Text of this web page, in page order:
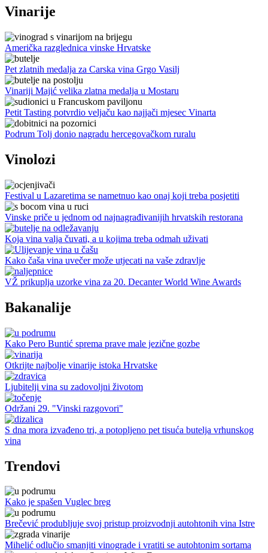
Vinarije
Američka razglednica vinske Hrvatske
Pet zlatnih medalja za Carska vina Grgo Vasilj
Vinariji Majić velika zlatna medalja u Mostaru
Petit Tasting potvrdio veljaču kao najjači mjesec Vinarta
Podrum Tolj donio nagradu hercegovačkom ruralu
Vinolozi
Festival u Lazaretima se nametnuo kao onaj koji treba posjetiti
Vinske priče u jednom od najnagrađivanijih hrvatskih restorana
Koja vina valja čuvati, a u kojima treba odmah uživati
Kako čaša vina uvečer može utjecati na vaše zdravlje
VŽ prikuplja uzorke vina za 20. Decanter World Wine Awards
Bakanalije
Kako Pero Buntić sprema prave male jezične gozbe
Otkrijte najbolje vinarije istoka Hrvatske
Ljubitelji vina su zadovoljni životom
Održani 29. "Vinski razgovori"
S dna mora izvađeno tri, a potopljeno pet tisuća butelja vrhunskog
vina
Trendovi
Kako je spašen Vuglec breg
Brečević produbljuje svoj pristup proizvodnji autohtonih vina Istre
Mihelić odlučio smanjiti vinograde i vratiti se autohtonim sortama